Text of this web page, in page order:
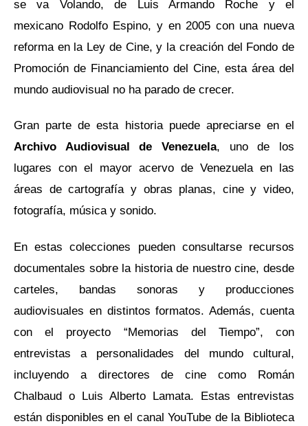
se va Volando, de Luis Armando Roche y el
mexicano Rodolfo Espino, y en 2005 con una nueva
reforma en la Ley de Cine, y la creación del Fondo de
Promoción de Financiamiento del Cine, esta área del
mundo audiovisual no ha parado de crecer.
Gran parte de esta historia puede apreciarse en el
Archivo Audiovisual de Venezuela, uno de los
lugares con el mayor acervo de Venezuela en las
áreas de cartografía y obras planas, cine y video,
fotografía, música y sonido.
En estas colecciones pueden consultarse recursos
documentales sobre la historia de nuestro cine, desde
carteles, bandas sonoras y producciones
audiovisuales en distintos formatos. Además, cuenta
con el proyecto “Memorias del Tiempo”, con
entrevistas a personalidades del mundo cultural,
incluyendo a directores de cine como Román
Chalbaud o Luis Alberto Lamata. Estas entrevistas
están disponibles en el canal YouTube de la Biblioteca